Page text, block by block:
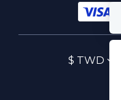
$ TWD